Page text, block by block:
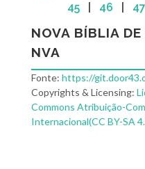
45| 46 47
NOVA BÍBLIA
NVA
Fonte: https://
Copyrights & Licensing:
Commons Atribuição-
Internacional(CC BY-SA